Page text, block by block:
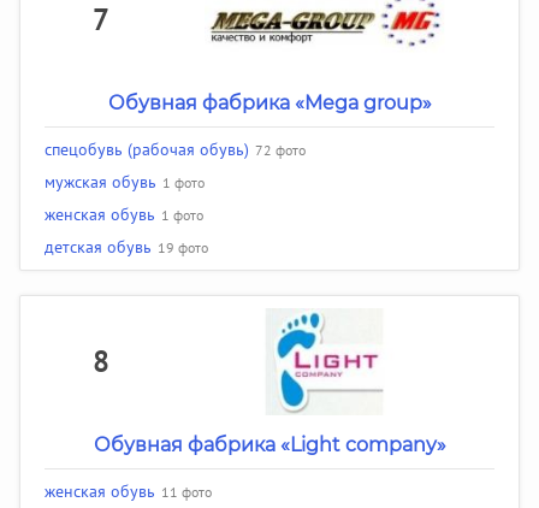
7
Обувная фабрика «Mega group»
спецобувь (рабочая обувь) 72 фото
мужская обувь 1 фото
женская обувь 1 фото
детская обувь 19 фото
8
Обувная фабрика «Light company»
женская обувь 11 фото